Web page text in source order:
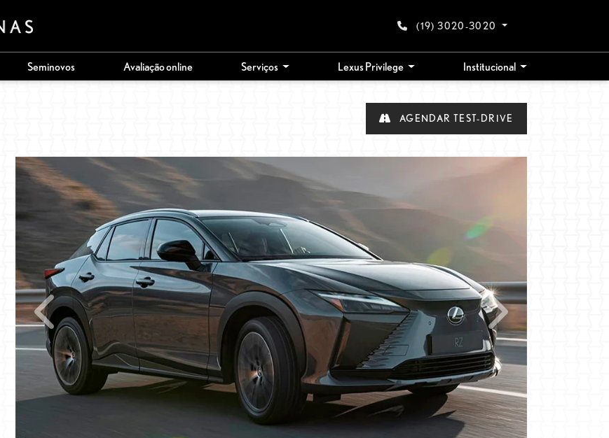
(19) 3020-3020
Seminovos Avaliação online Serviços Lexus Privilege Institucional
AGENDAR TEST-DRIVE
Anterior Próximo